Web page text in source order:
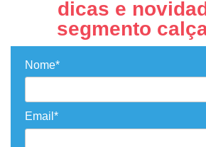
dicas e
segmento
Nome*
Email*